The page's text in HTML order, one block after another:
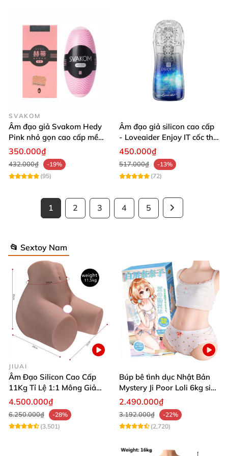
SVAKOM
Âm đạo giả Svakom Hedy
Pink nhỏ gọn cao cấp mềm
mịn giá tốt
350.000₫
432.000₫
-19%
(95)
Âm đạo giả silicon cao cấp
- Loveaider Enjoy IT cốc thủ
dâm ôm khít
450.000₫
517.000₫
-13%
(72)
1 2 3 4 5
📂 Sextoy Nam
JIUAI
Âm Đạo Silicon Cao Cấp
11Kg Tỉ Lệ 1:1 Mông Giả
Nguyên Khối Kích Thước
Thật Jiuai Nhật Bản
4.500.000₫
6.250.000₫
-28%
(3,501)
Búp bê tình dục Nhật Bản
Mystery Ji Poor Loli 6kg siêu
thực
2.490.000₫
3.192.000₫
-22%
(2,720)